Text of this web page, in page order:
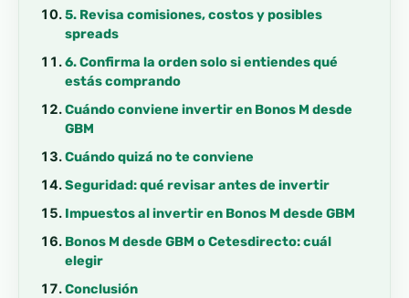
5. Revisa comisiones, costos y posibles
spreads
6. Confirma la orden solo si entiendes qué
estás comprando
Cuándo conviene invertir en Bonos M desde
GBM
Cuándo quizá no te conviene
Seguridad: qué revisar antes de invertir
Impuestos al invertir en Bonos M desde GBM
Bonos M desde GBM o Cetesdirecto: cuál
elegir
Conclusión